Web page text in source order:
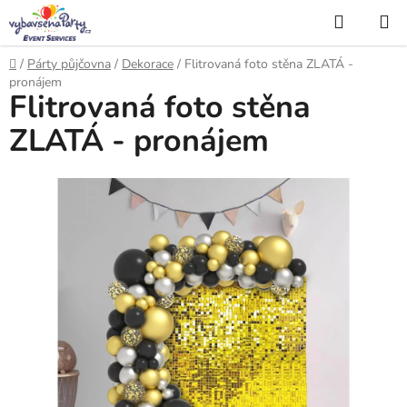
Přejít
na
obsah
Hledat
Domů
/ Párty půjčovna / Dekorace / Flitrovaná foto stěna ZLATÁ -
pronájem
Flitrovaná foto stěna
ZLATÁ - pronájem